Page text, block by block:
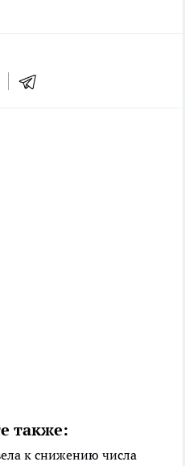
также:
к снижению числа